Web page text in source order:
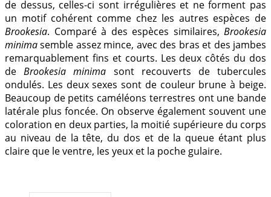
de dessus, celles-ci sont irrégulières et ne forment pas
un motif cohérent comme chez les autres espèces de
Brookesia. Comparé à des espèces similaires, Brookesia
minimasemble assez mince, avec des bras et des jambes
remarquablement fins et courts. Les deux côtés du dos
deBrookesia minima sont recouverts de tubercules
ondulés. Les deux sexes sont de couleur brune à beige.
Beaucoup de petits caméléons terrestres ont une bande
latérale plus foncée. On observe également souvent une
coloration en deux parties, la moitié supérieure du corps
au niveau de la tête, du dos et de la queue étant plus
claire que le ventre, les yeux et la poche gulaire.